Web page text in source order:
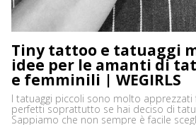
Tiny tattoo e tatuaggi
idee per le amanti di
e femminili | WEGIRLS
I tatuaggi piccoli sono molto apprezzati
perfetti soprattutto se hai deciso di
Sappiamo che non sempre è facile